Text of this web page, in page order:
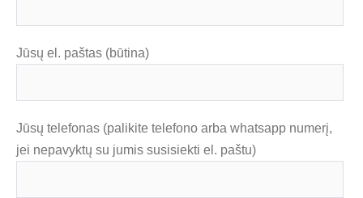
Jūsų el. paštas (būtina)
Jūsų telefonas (palikite telefono arba whatsapp numerį,
jei nepavyktų su jumis susisiekti el. paštu)